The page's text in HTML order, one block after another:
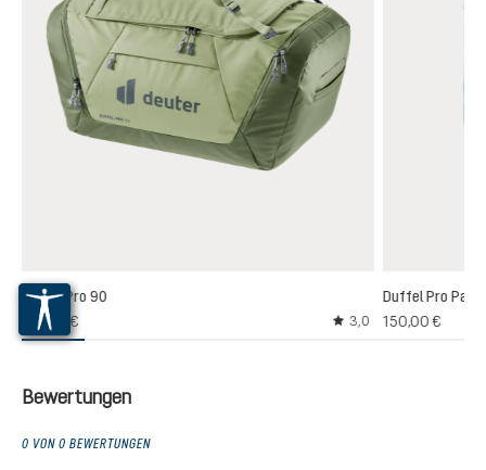
Duffel Pro 90
155,00 €
Durchschnittliche
3,0
Duffel Pro Pack
150,00 €
Bewertungen
0 VON 0 BEWERTUNGEN